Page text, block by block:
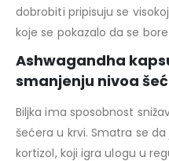
dobrobiti pripisuju se
koje se pokazalo da se
Ashwagandha
smanjenju nivoa
Biljka ima sposobnost
šećera u krvi. Smatra se
kortizol, koji igra ulogu u